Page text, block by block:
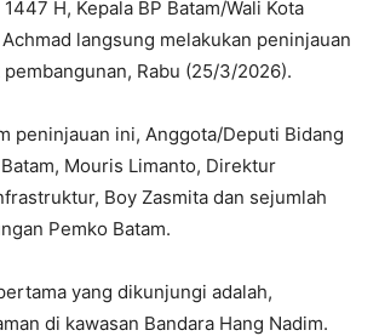
H, Kepala BP Batam/Wali Kota
langsung melakukan peninjauan
Rabu (25/3/2026).
peninjauan ini, Anggota/Deputi Bidang
Mouris Limanto, Direktur
Boy Zasmita dan sejumlah
Pemko Batam.
yang dikunjungi adalah,
di kawasan Bandara Hang Nadim.